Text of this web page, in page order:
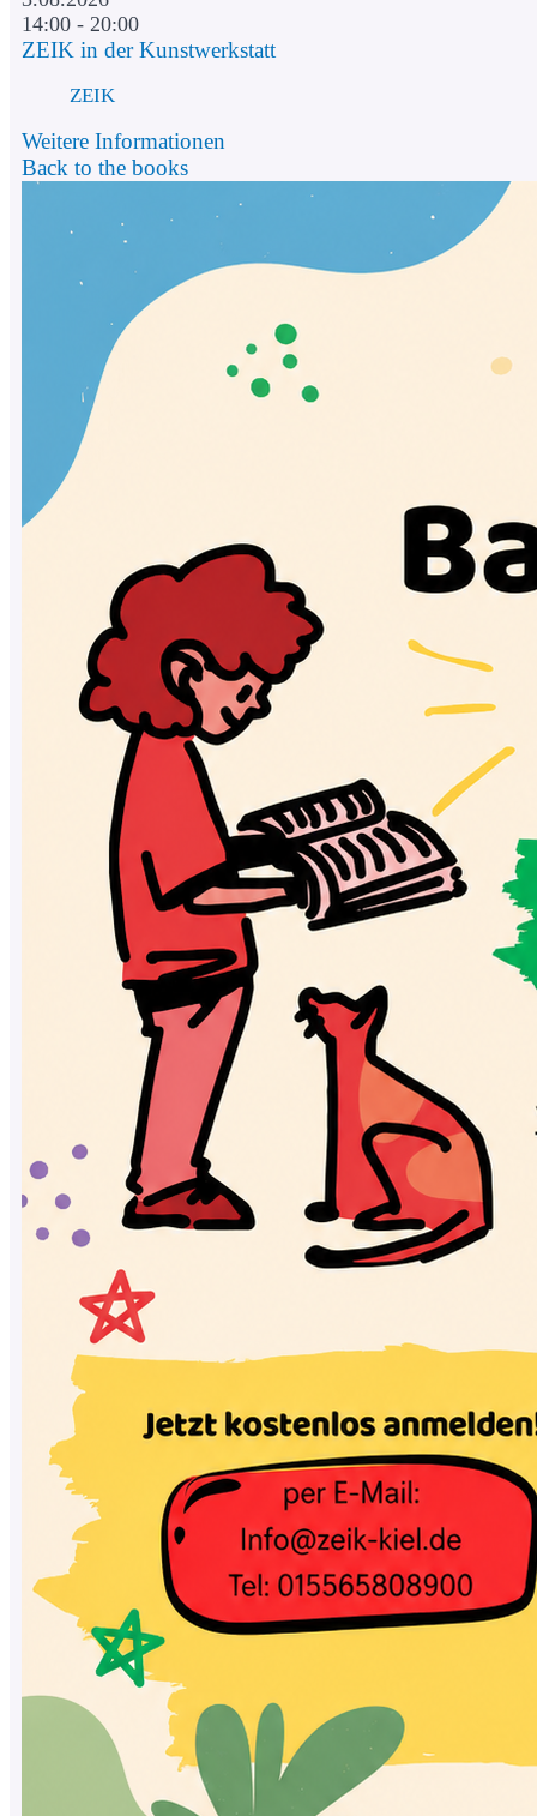
14:00 - 20:00
ZEIK in der Kunstwerkstatt
ZEIK
Weitere Informationen
Back to the books